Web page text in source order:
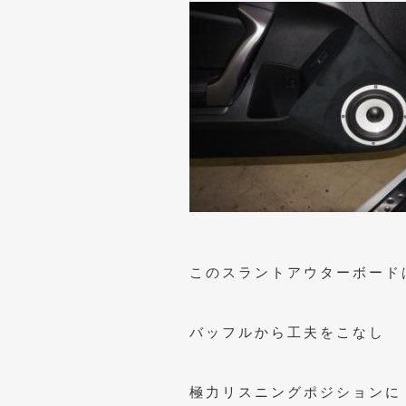
このスラントアウターボード
バッフルから工夫をこなし
極力リスニングポジションに